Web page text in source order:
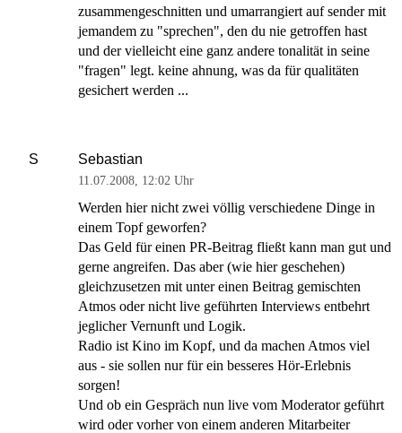
zusammengeschnitten und umarrangiert auf sender mit
jemandem zu "sprechen", den du nie getroffen hast
und der vielleicht eine ganz andere tonalität in seine
"fragen" legt. keine ahnung, was da für qualitäten
gesichert werden ...
S Sebastian
11.07.2008, 12:02 Uhr
Werden hier nicht zwei völlig verschiedene Dinge in
einem Topf geworfen?
Das Geld für einen PR-Beitrag fließt kann man gut und
gerne angreifen. Das aber (wie hier geschehen)
gleichzusetzen mit unter einen Beitrag gemischten
Atmos oder nicht live geführten Interviews entbehrt
jeglicher Vernunft und Logik.
Radio ist Kino im Kopf, und da machen Atmos viel
aus - sie sollen nur für ein besseres Hör-Erlebnis
sorgen!
Und ob ein Gespräch nun live vom Moderator geführt
wird oder vorher von einem anderen Mitarbeiter